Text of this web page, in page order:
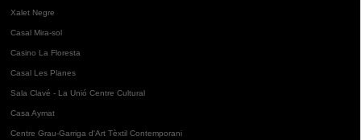
Xalet Negre
Casal Mira-sol
Casino La Floresta
Casal Les Planes
Sala Clavé - La Unió Centre Cultural
Casa Aymat
Centre Grau-Garriga d'Art Tèxtil Contemporani